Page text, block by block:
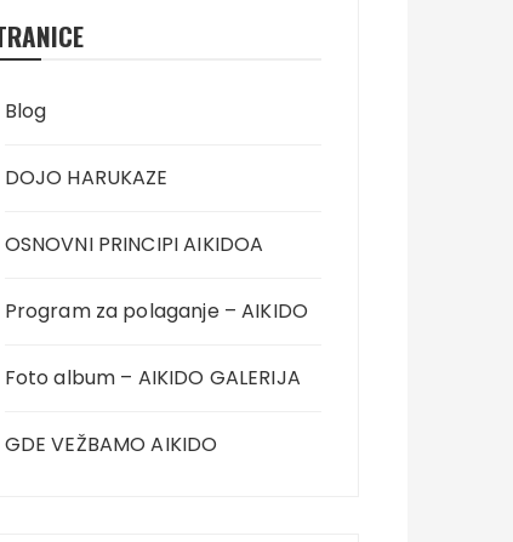
Blog
DOJO HARUKAZE
OSNOVNI PRINCIPI AIKIDOA
Program za polaganje – AIKIDO
Foto album – AIKIDO GALERIJA
GDE VEŽBAMO AIKIDO